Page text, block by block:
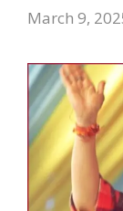
March 9,